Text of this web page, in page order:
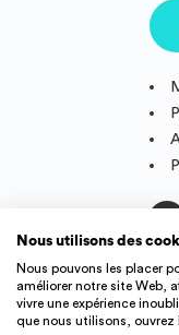
Nous utilisons des
Nous pouvons les placer
améliorer notre site Web,
vivre une expérience
que nous utilisons, ouvrez